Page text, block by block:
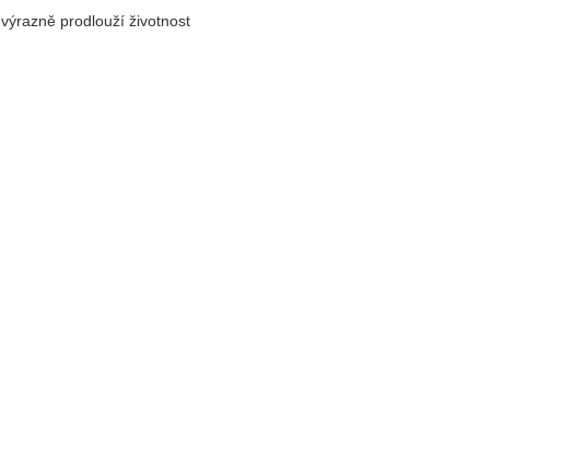
výrazně prodlouží životnost